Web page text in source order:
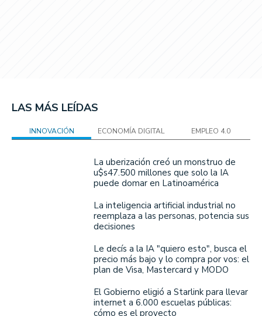
LAS MÁS LEÍDAS
INNOVACIÓN ECONOMÍA DIGITAL EMPLEO 4.0
La uberización creó un monstruo de
u$s47.500 millones que solo la IA
puede domar en Latinoamérica
La inteligencia artificial industrial no
reemplaza a las personas, potencia sus
decisiones
Le decís a la IA "quiero esto", busca el
precio más bajo y lo compra por vos: el
plan de Visa, Mastercard y MODO
El Gobierno eligió a Starlink para llevar
internet a 6.000 escuelas públicas:
cómo es el proyecto